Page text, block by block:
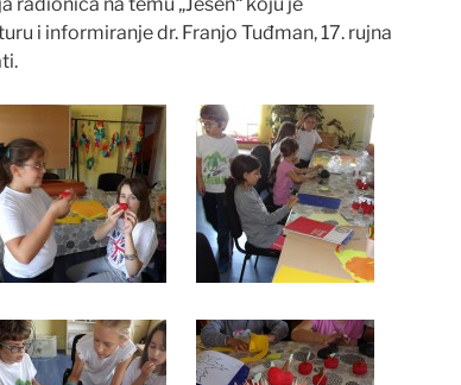
i informiranje dr. Franjo Tuđman, 17. rujna